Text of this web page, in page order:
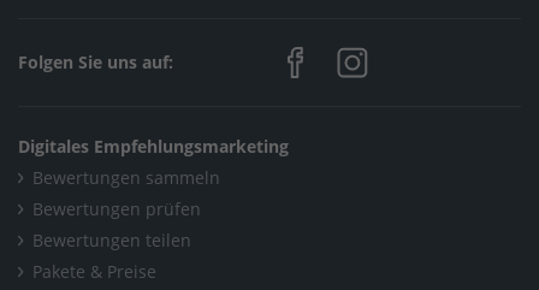
Folgen Sie uns auf:
Digitales Empfehlungsmarketing
Bewertungen sammeln
Bewertungen prüfen
Bewertungen teilen
Pakete & Preise